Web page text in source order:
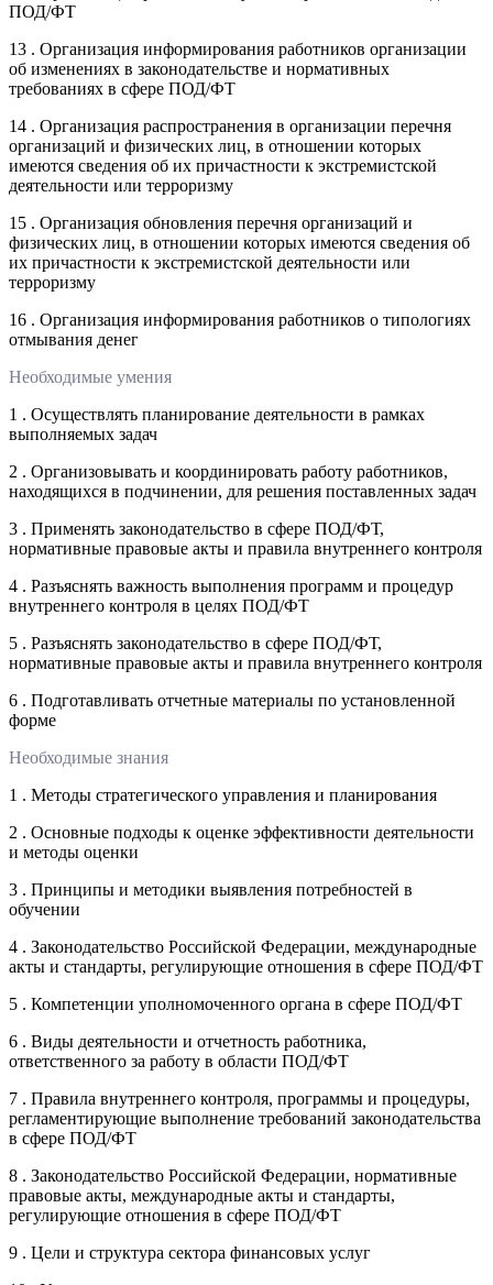
ПОД/ФТ
13 . Организация информирования работников организации
об изменениях в законодательстве и нормативных
требованиях в сфере ПОД/ФТ
14 . Организация распространения в организации перечня
организаций и физических лиц, в отношении которых
имеются сведения об их причастности к экстремистской
деятельности или терроризму
15 . Организация обновления перечня организаций и
физических лиц, в отношении которых имеются сведения об
их причастности к экстремистской деятельности или
терроризму
16 . Организация информирования работников о типологиях
отмывания денег
Необходимые умения
1 . Осуществлять планирование деятельности в рамках
выполняемых задач
2 . Организовывать и координировать работу работников,
находящихся в подчинении, для решения поставленных задач
3 . Применять законодательство в сфере ПОД/ФТ,
нормативные правовые акты и правила внутреннего контроля
4 . Разъяснять важность выполнения программ и процедур
внутреннего контроля в целях ПОД/ФТ
5 . Разъяснять законодательство в сфере ПОД/ФТ,
нормативные правовые акты и правила внутреннего контроля
6 . Подготавливать отчетные материалы по установленной
форме
Необходимые знания
1 . Методы стратегического управления и планирования
2 . Основные подходы к оценке эффективности деятельности
и методы оценки
3 . Принципы и методики выявления потребностей в
обучении
4 . Законодательство Российской Федерации, международные
акты и стандарты, регулирующие отношения в сфере ПОД/ФТ
5 . Компетенции уполномоченного органа в сфере ПОД/ФТ
6 . Виды деятельности и отчетность работника,
ответственного за работу в области ПОД/ФТ
7 . Правила внутреннего контроля, программы и процедуры,
регламентирующие выполнение требований законодательства
в сфере ПОД/ФТ
8 . Законодательство Российской Федерации, нормативные
правовые акты, международные акты и стандарты,
регулирующие отношения в сфере ПОД/ФТ
9 . Цели и структура сектора финансовых услуг